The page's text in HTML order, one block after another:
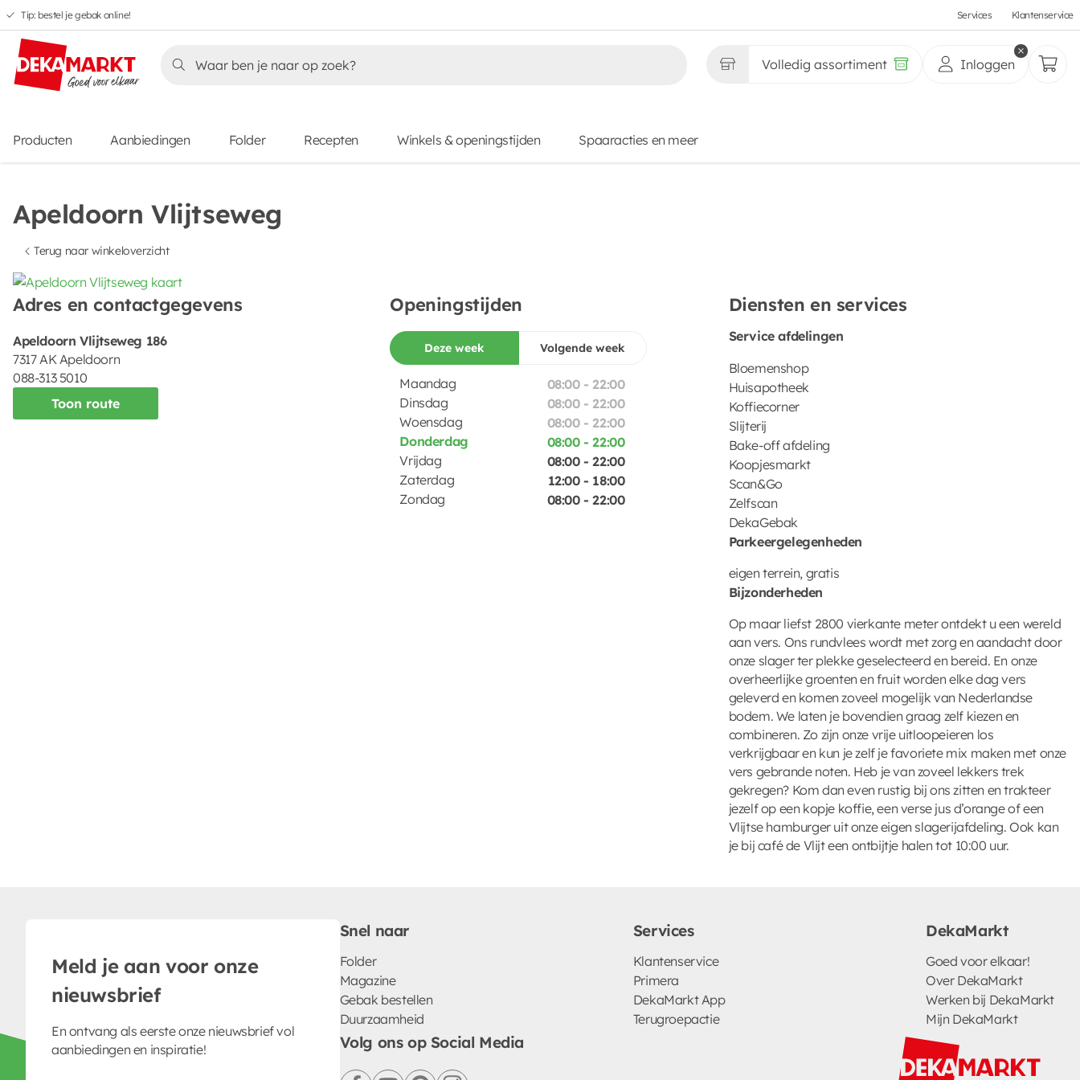
Overslaan
naar
hoofdnavigatie
Overslaan
naar
hoofdinhoud
Overslaan
naar
voettekstinhoud
Overslaan
naar
aanbiedingen
Tip: bestel je gebak online! Services Klantenservice
Volledig assortiment Inloggen
Producten Aanbiedingen Folder Recepten Winkels & openingstijden Spaaracties en meer
Apeldoorn Vlijtseweg
Terug naar winkeloverzicht
Adres en contactgegevens
Apeldoorn Vlijtseweg 186
7317 AK Apeldoorn
088-313 5010
Toon route
Openingstijden
Deze week Volgende week
Maandag
08:00 - 22:00
Dinsdag
08:00 - 22:00
Woensdag
08:00 - 22:00
Donderdag
08:00 - 22:00
Vrijdag
08:00 - 22:00
Zaterdag
12:00 - 18:00
Zondag
08:00 - 22:00
Diensten en services
Service afdelingen
Bloemenshop
Huisapotheek
Koffiecorner
Slijterij
Bake-off afdeling
Koopjesmarkt
Scan&Go
Zelfscan
DekaGebak
Parkeergelegenheden
eigen terrein, gratis
Bijzonderheden
Op maar liefst 2800 vierkante meter ontdekt u een wereld
aan vers. Ons rundvlees wordt met zorg en aandacht door
onze slager ter plekke geselecteerd en bereid. En onze
overheerlijke groenten en fruit worden elke dag vers
geleverd en komen zoveel mogelijk van Nederlandse
bodem. We laten je bovendien graag zelf kiezen en
combineren. Zo zijn onze vrije uitloopeieren los
verkrijgbaar en kun je zelf je favoriete mix maken met onze
vers gebrande noten. Heb je van zoveel lekkers trek
gekregen? Kom dan even rustig bij ons zitten en trakteer
jezelf op een kopje koffie, een verse jus d’orange of een
Vlijtse hamburger uit onze eigen slagerijafdeling. Ook kan
je bij café de Vlijt een ontbijtje halen tot 10:00 uur.
Meld je aan voor onze
nieuwsbrief
En ontvang als eerste onze nieuwsbrief vol
aanbiedingen en inspiratie!
Snel naar
Folder
Magazine
Gebak bestellen
Duurzaamheid
Services
Klantenservice
Primera
DekaMarkt App
Terugroepactie
DekaMarkt
Goed voor elkaar!
Over DekaMarkt
Werken bij DekaMarkt
Mijn DekaMarkt
Volg ons op Social Media